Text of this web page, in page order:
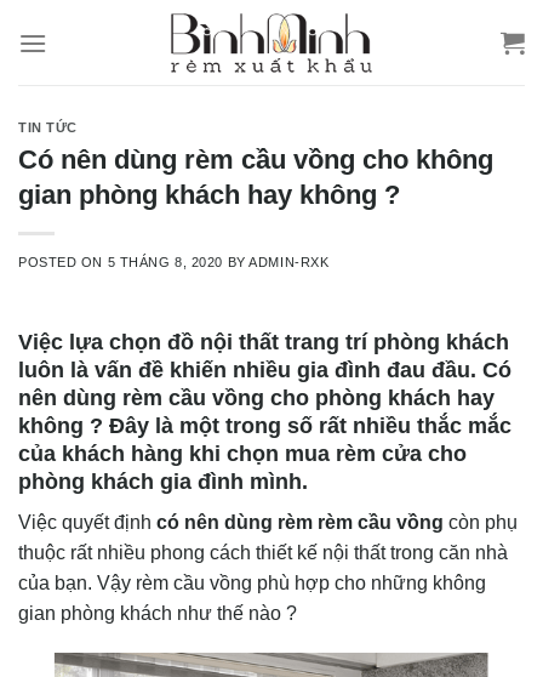
TIN TỨC
Có nên dùng rèm cầu vồng cho không
gian phòng khách hay không ?
POSTED ON 5 THÁNG 8, 2020 BYADMIN-RXK
Việc lựa chọn đồ nội thất trang trí phòng khách
luôn là vấn đề khiến nhiều gia đình đau đầu. Có
nên dùng rèm cầu vồng cho phòng khách hay
không ? Đây là một trong số rất nhiều thắc mắc
của khách hàng khi chọn mua rèm cửa cho
phòng khách gia đình mình.
Việc quyết định có nên dùng rèm rèm cầu vồng còn phụ
thuộc rất nhiều phong cách thiết kế nội thất trong căn nhà
của bạn. Vậy rèm cầu vồng phù hợp cho những không
gian phòng khách như thế nào ?